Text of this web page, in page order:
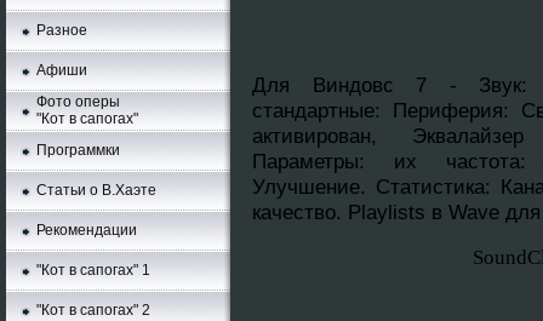
Разное
Афиши
Фото оперы
"Кот в сапогах"
Программки
Статьи о В.Хаэте
Рекомендации
"Кот в сапогах" 1
"Кот в сапогах" 2
Для Виндовс 7 - Звук:
стандартныe: Периферия:
активирован,
Параметры: их частота:
Улучшение. Cтатистика:
качество. Playlists в Wave